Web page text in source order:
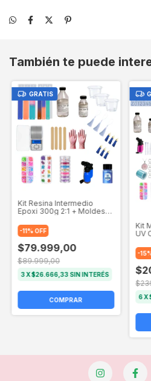
También te puede
GRATIS
Kit Resina Intermedio
Epoxi 300g 2:1 + Moldes
-11%OFF
$79.999,00
$89.999,00
3X$26.666,33 SIN INTERÉS
Kit
UV
-15
6 X